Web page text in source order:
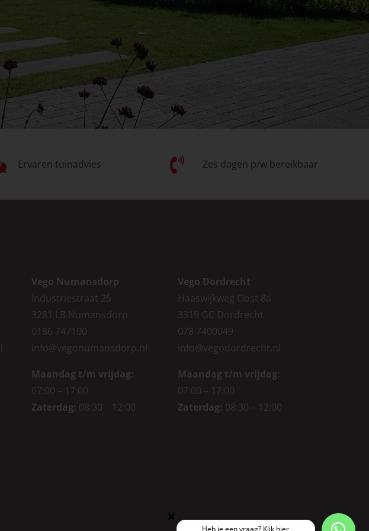
Ervaren tuinadvies Zes dagen p/w bereikbaar
Vego Numansdorp
Industriestraat 25
3281 LB Numansdorp
0186 747100
info@vegonumansdorp.nl
Maandag t/m vrijdag:
07:00 – 17:00
Zaterdag: 08:30 – 12:00
Vego Dordrecht
Haaswijkweg Oost 8a
3319 GC Dordrecht
078 7400049
info@vegodordrecht.nl
Maandag t/m vrijdag:
07:00 – 17:00
Zaterdag: 08:30 – 12:00